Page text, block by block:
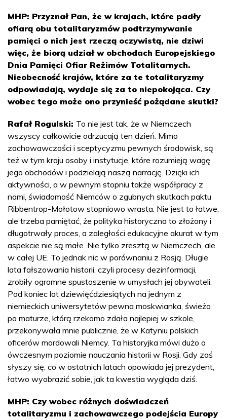
MHP: Przyznał Pan, że w krajach, które padły
ofiarą obu totalitaryzmów podtrzymywanie
pamięci o nich jest rzeczą oczywistą, nie dziwi
więc, że biorą udział w obchodach Europejskiego
Dnia Pamięci Ofiar Reżimów Totalitarnych.
Nieobecność krajów, które za te totalitaryzmy
odpowiadają, wydaje się za to niepokojąca. Czy
wobec tego może ono przynieść pożądane skutki?
Rafał Rogulski: To nie jest tak, że w Niemczech
wszyscy całkowicie odrzucają ten dzień. Mimo
zachowawczości i sceptycyzmu pewnych środowisk, są
też w tym kraju osoby i instytucje, które rozumieją wagę
jego obchodów i podzielają naszą narrację. Dzięki ich
aktywności, a w pewnym stopniu także współpracy z
nami, świadomość Niemców o zgubnych skutkach paktu
Ribbentrop-Mołotow stopniowo wrasta. Nie jest to łatwe,
ale trzeba pamiętać, że polityka historyczna to złożony i
długotrwały proces, a zaległości edukacyjne akurat w tym
aspekcie nie są małe. Nie tylko zresztą w Niemczech, ale
w całej UE. To jednak nic w porównaniu z Rosją. Długie
lata fałszowania historii, czyli procesy dezinformacji,
zrobiły ogromne spustoszenie w umysłach jej obywateli.
Pod koniec lat dziewięćdziesiątych na jednym z
niemieckich uniwersytetów pewna moskwianka, świeżo
po maturze, którą rzekomo zdała najlepiej w szkole,
przekonywała mnie publicznie, że w Katyniu polskich
oficerów mordowali Niemcy. Ta historyjka mówi dużo o
ówczesnym poziomie nauczania historii w Rosji. Gdy zaś
słyszy się, co w ostatnich latach opowiada jej prezydent,
łatwo wyobrazić sobie, jak ta kwestia wygląda dziś.
MHP: Czy wobec różnych doświadczeń
totalitaryzmu i zachowawczego podejścia Europy